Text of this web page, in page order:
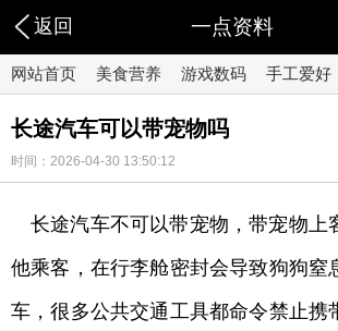
返回 一点资料
网站首页 美食营养 游戏数码 手工爱好
长途汽车可以带宠物吗
时间：2026-04-30 13:50:12
长途汽车不可以带宠物，带宠物上
他乘客，在行李舱密封会导致狗狗窒
车，很多公共交通工具都命令禁止携